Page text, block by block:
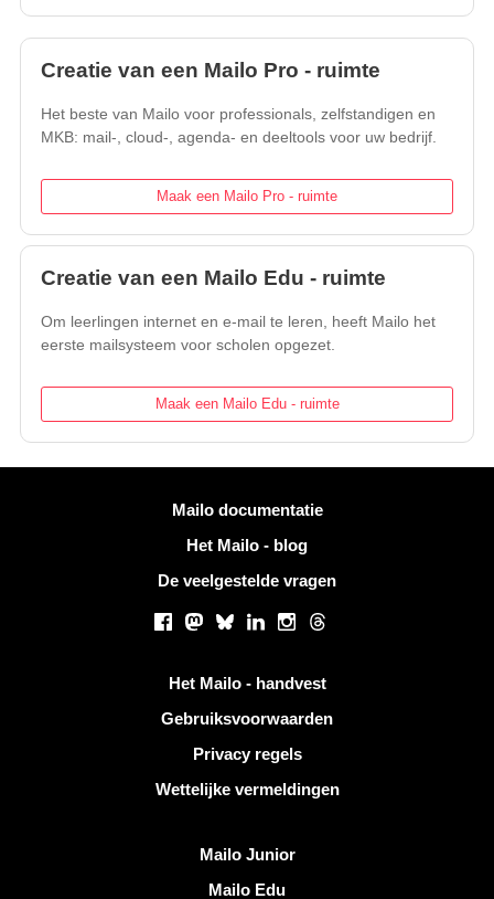
Creatie van een Mailo Pro - ruimte
Het beste van Mailo voor professionals, zelfstandigen en
MKB: mail-, cloud-, agenda- en deeltools voor uw bedrijf.
Maak een Mailo Pro - ruimte
Creatie van een Mailo Edu - ruimte
Om leerlingen internet en e-mail te leren, heeft Mailo het
eerste mailsysteem voor scholen opgezet.
Maak een Mailo Edu - ruimte
Mailo documentatie
Het Mailo - blog
De veelgestelde vragen
Sociale netwerken
Facebook
Mastodon
BlueskyLinkedInInstagram
Threads
Het Mailo - handvest
Gebruiksvoorwaarden
Privacy regels
Wettelijke vermeldingen
Mailo Junior
Mailo Edu